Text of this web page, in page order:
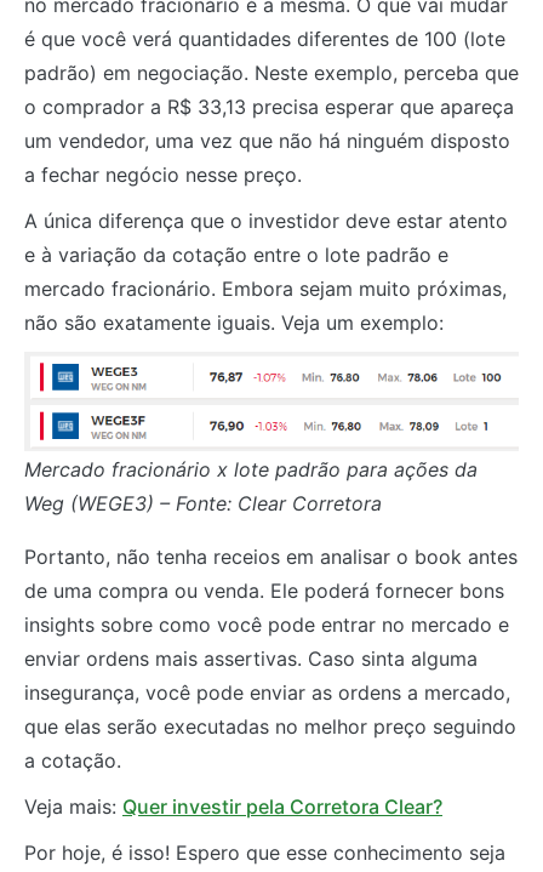
é que você verá quantidades diferentes de 100 (lote
padrão) em negociação. Neste exemplo, perceba que
o comprador a R$ 33,13 precisa esperar que apareça
um vendedor, uma vez que não há ninguém disposto
a fechar negócio nesse preço.
A única diferença que o investidor deve estar atento
e à variação da cotação entre o lote padrão e
mercado fracionário. Embora sejam muito próximas,
não são exatamente iguais. Veja um exemplo:
Mercado fracionário x lote padrão para ações da
Weg (WEGE3) – Fonte: Clear Corretora
Portanto, não tenha receios em analisar o book antes
de uma compra ou venda. Ele poderá fornecer bons
insights sobre como você pode entrar no mercado e
enviar ordens mais assertivas. Caso sinta alguma
insegurança, você pode enviar as ordens a mercado,
que elas serão executadas no melhor preço seguindo
a cotação.
Veja mais: Quer investir pela Corretora Clear?
Por hoje, é isso! Espero que esse conhecimento seja